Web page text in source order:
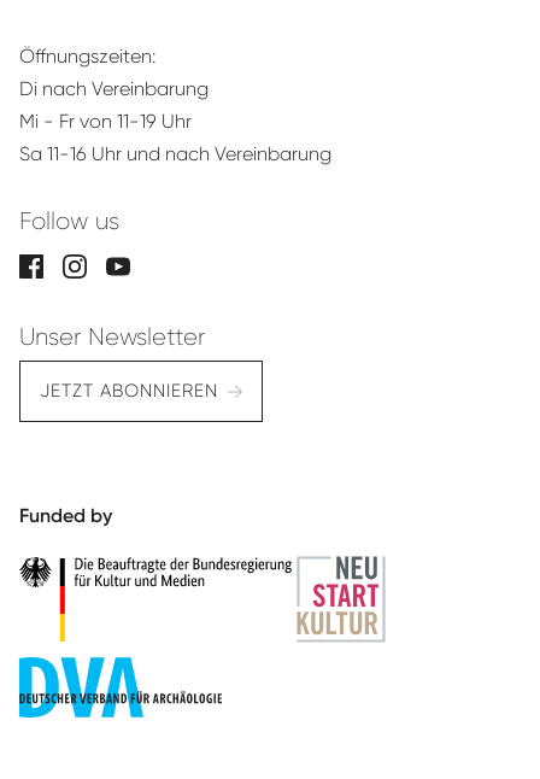
Öffnungszeiten:
Di nach Vereinbarung
Mi - Fr von 11-19 Uhr
Sa 11-16 Uhr und nach Vereinbarung
Follow us
Unser Newsletter
JETZT ABONNIEREN
Funded by